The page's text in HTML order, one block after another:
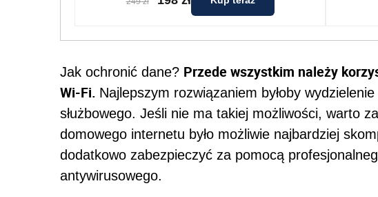
Jak ochronić dane? Przede wszystkim należy
Wi-Fi. Najlepszym rozwiązaniem byłoby
służbowego. Jeśli nie ma takiej możliwości, warto
domowego internetu było możliwie najbardziej
dodatkowo zabezpieczyć za pomocą
antywirusowego.